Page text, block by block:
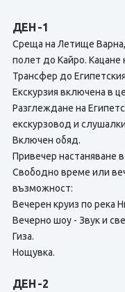
ДЕН -1
Среща на Летище
полет до Кайро. Кацане
Трансфер до
Екскурзия включена в
Разглеждане на
екскурзовод и
Включен обяд.
Привечер настаняване
Свободно време или
възможност:
Вечерен круиз по река
Вечерно шоу - Звук и
Гиза.
Нощувка.
ДЕН -2